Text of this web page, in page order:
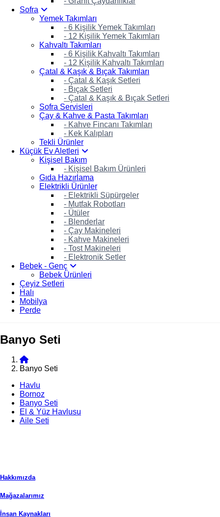
Sofra
Yemek Takımları
- 6 Kişilik Yemek Takımları
- 12 Kişilik Yemek Takımları
Kahvaltı Takımları
- 6 Kişilik Kahvaltı Takımları
- 12 Kişilik Kahvaltı Takımları
Çatal & Kaşık & Bıçak Takımları
- Çatal & Kaşık Setleri
- Bıçak Setleri
- Çatal & Kaşık & Bıçak Setleri
Sofra Servisleri
Çay & Kahve & Pasta Takımları
- Kahve Fincanı Takımları
- Kek Kalıpları
Tekli Ürünler
Küçük Ev Aletleri
Kişisel Bakım
- Kişisel Bakım Ürünleri
Gıda Hazırlama
Elektrikli Ürünler
- Elektrikli Süpürgeler
- Mutfak Robotları
- Ütüler
- Blenderlar
- Çay Makineleri
- Kahve Makineleri
- Tost Makineleri
- Elektronik Setler
Bebek - Genç
Bebek Ürünleri
Çeyiz Setleri
Halı
Mobilya
Perde
Banyo Seti
Banyo Seti
Havlu
Bornoz
Banyo Seti
El & Yüz Havlusu
Aile Seti
Hakkımızda
Mağazalarımız
İnsan Kaynakları